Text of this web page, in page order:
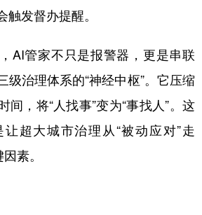
发督办提醒。
管家不只是报警器，更是串联
级治理体系的“神经中枢”。它压缩
间，将“人找事”变为“事找人”。这
超大城市治理从“被动应对”走
素。